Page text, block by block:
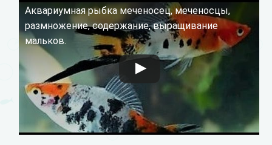
Аквариумная рыбка меченосец, меченосцы,
размножение, содержание, выращивание
мальков.
Смотрите это видео на YouTube